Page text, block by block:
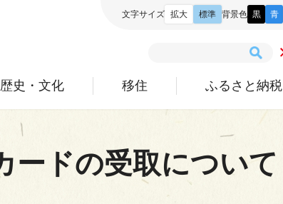
歴史・文化 移住 ふるさと納税
文字サイズ 拡大 標準 背景色 黒 青
ードの受取について